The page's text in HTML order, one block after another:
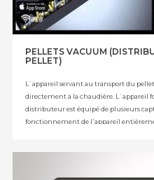
PELLETS VACUUM
PELLET)
L`appareil servant au transport du
directement à la chaudière. L`appareil
distributeur est équipé de plusieurs
fonctionnement de l᾿appareil